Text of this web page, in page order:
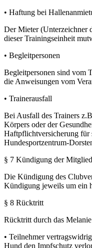
• Haftung bei
Der Mieter (Unterzeichner
dieser Trainingseinheit
• Begleitpersonen
Begleitpersonen sind vom
die Anweisungen vom
• Trainerausfall
Bei Ausfall des Trainers
Körpers oder der
Haftpflichtversicherung für
Hundesportzentrum-
§ 7 Kündigung der
Die Kündigung des
Kündigung jeweils um ein
§ 8 Rücktritt
Rücktritt durch das
• Teilnehmer
Hund den Impfschutz